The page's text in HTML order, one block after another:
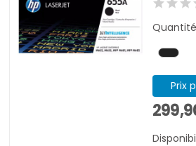
Quantité
Prix